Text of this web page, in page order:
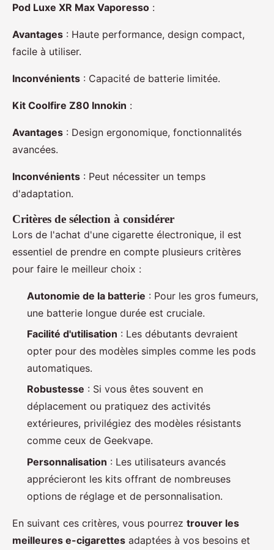
Pod Luxe XR Max Vaporesso :
Avantages : Haute performance, design compact,
facile à utiliser.
Inconvénients : Capacité de batterie limitée.
Kit Coolfire Z80 Innokin :
Avantages : Design ergonomique, fonctionnalités
avancées.
Inconvénients : Peut nécessiter un temps
d'adaptation.
Critères de sélection à considérer
Lors de l'achat d'une cigarette électronique, il est
essentiel de prendre en compte plusieurs critères
pour faire le meilleur choix :
Autonomie de la batterie : Pour les gros fumeurs,
une batterie longue durée est cruciale.
Facilité d'utilisation : Les débutants devraient
opter pour des modèles simples comme les pods
automatiques.
Robustesse : Si vous êtes souvent en
déplacement ou pratiquez des activités
extérieures, privilégiez des modèles résistants
comme ceux de Geekvape.
Personnalisation : Les utilisateurs avancés
apprécieront les kits offrant de nombreuses
options de réglage et de personnalisation.
En suivant ces critères, vous pourrez trouver les
meilleures e-cigarettes adaptées à vos besoins et